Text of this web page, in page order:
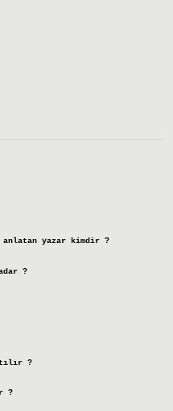
yazar kimdir ?
?
?
?